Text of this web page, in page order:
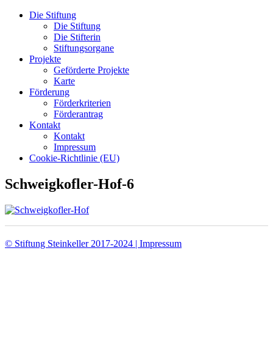
Die Stiftung
Die Stiftung
Die Stifterin
Stiftungsorgane
Projekte
Geförderte Projekte
Karte
Förderung
Förderkriterien
Förderantrag
Kontakt
Kontakt
Impressum
Cookie-Richtlinie (EU)
Schweigkofler-Hof-6
© Stiftung Steinkeller 2017-2024 | Impressum